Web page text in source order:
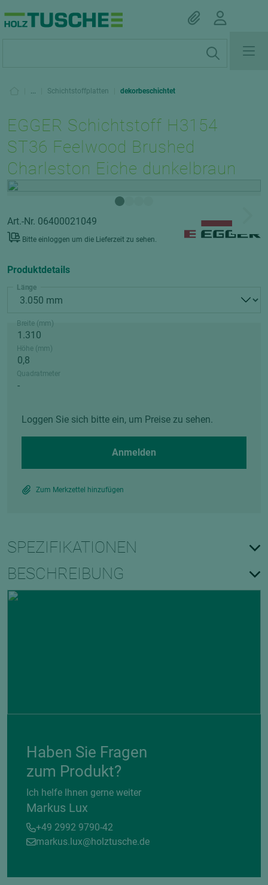
... Schichtstoffplatten dekorbeschichtet
EGGER Schichtstoff H3154
ST36 Feelwood Brushed
Charleston Eiche dunkelbraun
Art.-Nr. 06400021049
Bitte einloggen um die Lieferzeit zu sehen.
Produktdetails
Länge
Breite (mm)
Höhe (mm)
Quadratmeter
Loggen Sie sich bitte ein, um Preise zu sehen.
Anmelden
Zum Merkzettel hinzufügen
SPEZIFIKATIONEN
BESCHREIBUNG
Haben Sie Fragen
zum Produkt?
Ich helfe Ihnen gerne weiter
Markus Lux
+49 2992 9790-42
markus.lux@holztusche.de